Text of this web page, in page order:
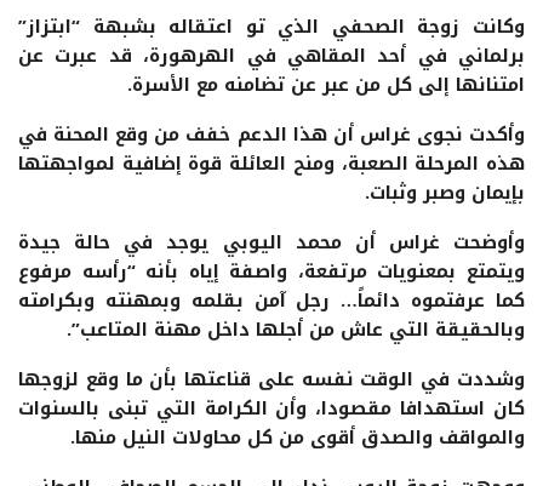
وكانت زوجة الصحفي الذي تو اعتقاله بشبهة “ابتزاز”
برلماني في أحد المقاهي في الهرهورة، قد عبرت عن
امتنانها إلى كل من عبر عن تضامنه مع الأسرة.
وأكدت نجوى غراس أن هذا الدعم خفف من وقع المحنة في
هذه المرحلة الصعبة، ومنح العائلة قوة إضافية لمواجهتها
بإيمان وصبر وثبات.
وأوضحت غراس أن محمد اليوبي يوجد في حالة جيدة
ويتمتع بمعنويات مرتفعة، واصفة إياه بأنه “رأسه مرفوع
كما عرفتموه دائماً… رجل آمن بقلمه وبمهنته وبكرامته
وبالحقيقة التي عاش من أجلها داخل مهنة المتاعب”.
وشددت في الوقت نفسه على قناعتها بأن ما وقع لزوجها
كان استهدافا مقصودا، وأن الكرامة التي تبنى بالسنوات
والمواقف والصدق أقوى من كل محاولات النيل منها.